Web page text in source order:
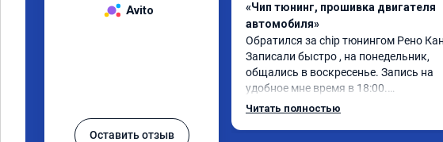
Avito
Оставить отзыв
«Чип тюнинг, прошивка двигателя
автомобиля»
Обратился за chip тюнингом Рено
Записали быстро , на понедельник,
общались в воскресенье. Запись на
удобное мне время в 18:00.
Работу выполнили за 30 минут,
Читать полностью